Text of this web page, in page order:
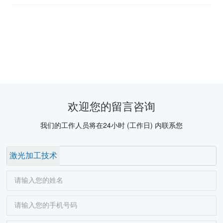
欢迎您的留言咨询
我们的工作人员将在24小时 (工作日) 内联系您
激光加工技术